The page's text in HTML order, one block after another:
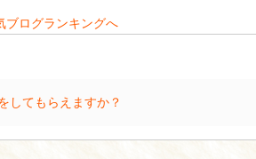
ブログランキングへ
してもらえますか？